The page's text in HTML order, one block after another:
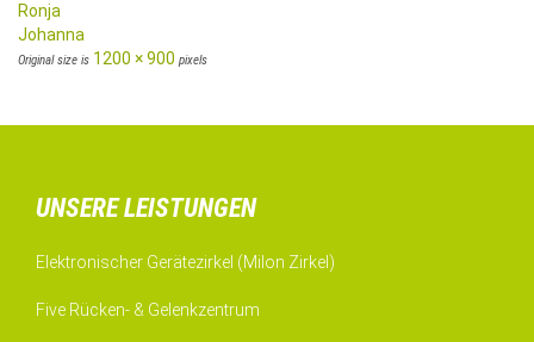
Ronja
Johanna
Original size is 1200 × 900 pixels
UNSERE LEISTUNGEN
Elektronischer Gerätezirkel (Milon Zirkel)
Five Rücken- & Gelenkzentrum